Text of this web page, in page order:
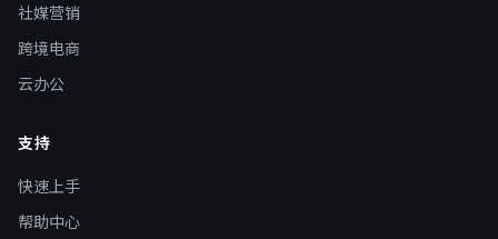
社媒营销
跨境电商
云办公
支持
快速上手
帮助中心